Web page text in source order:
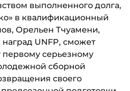
выполненного долга,
в квалификационный
Орельен Тчуамени,
UNFP, сможет
первому серьезному
сборной
своего